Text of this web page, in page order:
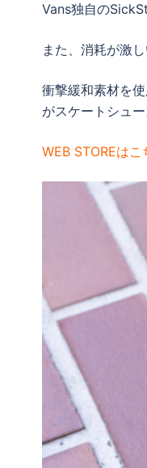
Vans独自の
また、消耗が激
衝撃緩和素材を
がスケートシュ
WEB STOREはこ